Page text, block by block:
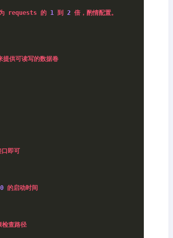
requests 的 1 到 2 倍，酌情配置。
供可读写的数据卷
口即可
的启动时间
查路径